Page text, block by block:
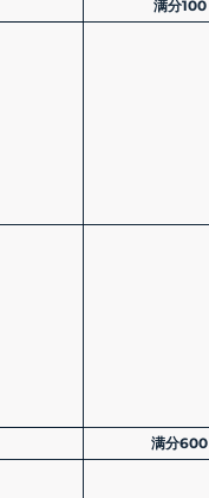
满分100
满分600